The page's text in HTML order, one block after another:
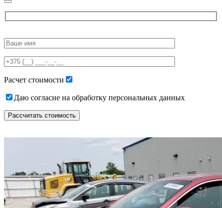
leave
field
empty.
Расчет стоимости
Даю согласие на обработку персональных данных